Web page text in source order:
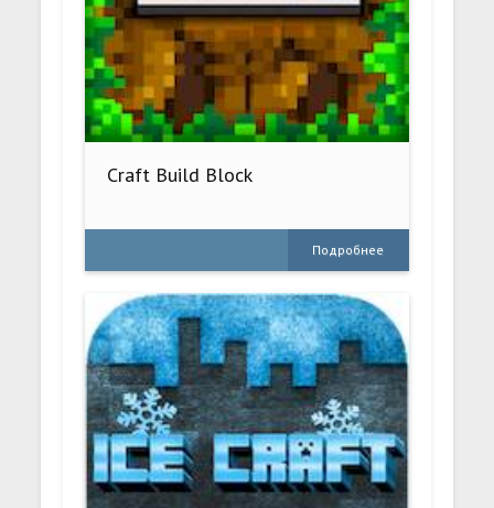
Craft Build Block
Подробнее